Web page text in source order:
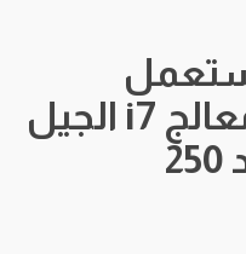
شاشة 23 بوصة معالج i7 الجيل